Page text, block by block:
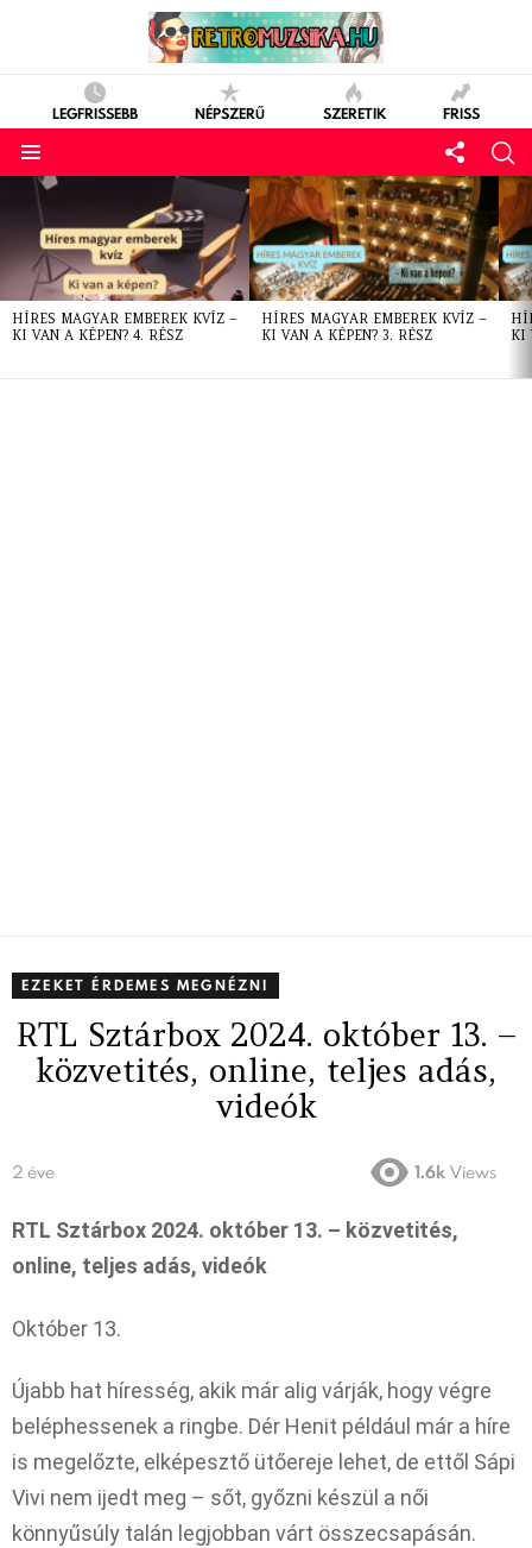
LEGFRISSEBB NÉPSZERŰ SZERETIK FRISS
LATEST
STORIES
HÍRES MAGYAR EMBEREK KVÍZ –
KI VAN A KÉPEN? 4. RÉSZ
HÍRES MAGYAR EMBEREK KVÍZ –
KI VAN A KÉPEN? 3. RÉSZ
KI
EZEKET ÉRDEMES MEGNÉZNI
RTL Sztárbox 2024. október 13. –
közvetités, online, teljes adás,
videók
2 éve 1.6k Views
RTL Sztárbox 2024. október 13. – közvetités,
online, teljes adás, videók
Október 13.
Újabb hat híresség, akik már alig várják, hogy végre
beléphessenek a ringbe. Dér Henit például már a híre
is megelőzte, elképesztő ütőereje lehet, de ettől Sápi
Vivi nem ijedt meg – sőt, győzni készül a női
könnyűsúly talán legjobban várt összecsapásán.